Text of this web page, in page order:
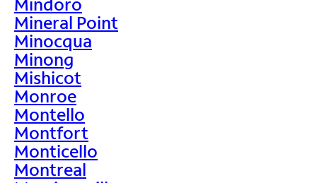
Mineral Point
Minocqua
Minong
Mishicot
Monroe
Montello
Montfort
Monticello
Montreal